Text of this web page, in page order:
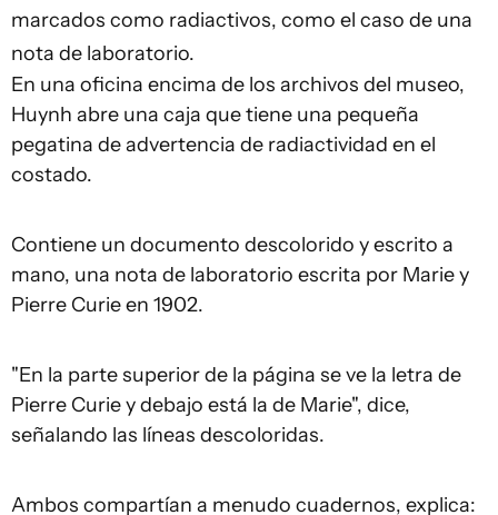
marcados como radiactivos, como el caso de una
nota de laboratorio.
En una oficina encima de los archivos del museo,
Huynh abre una caja que tiene una pequeña
pegatina de advertencia de radiactividad en el
costado.
Contiene un documento descolorido y escrito a
mano, una nota de laboratorio escrita por Marie y
Pierre Curie en 1902.
"En la parte superior de la página se ve la letra de
Pierre Curie y debajo está la de Marie", dice,
señalando las líneas descoloridas.
Ambos compartían a menudo cuadernos, explica: